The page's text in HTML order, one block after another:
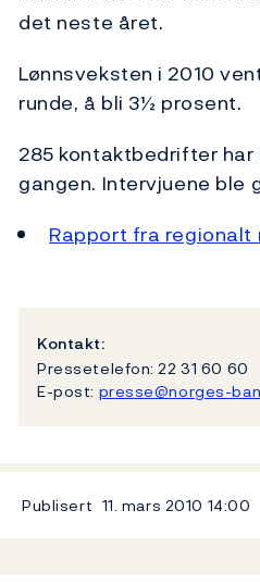
det neste året.
Lønnsveksten i 2010
runde, å bli 3½ prosent.
285 kontaktbedrifter
gangen. Intervjuene ble
Rapport fra regionalt
Kontakt:
Pressetelefon: 22 31 60 60
E-post: presse@norges-
Publisert 11. mars 2010 14:00